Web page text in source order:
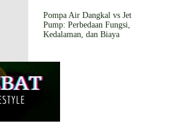
Pompa Air Dangkal vs Jet
Pump: Perbedaan Fungsi,
Kedalaman, dan Biaya